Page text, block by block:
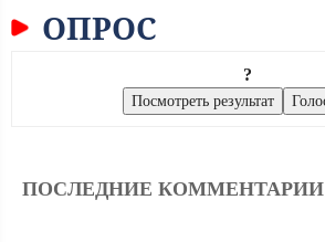
ОПРОС
?
ПОСЛЕДНИЕ КОММЕНТАРИИ